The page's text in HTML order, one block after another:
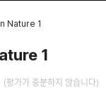
Nature 1
1
(평가가 충분하지 않습니다)